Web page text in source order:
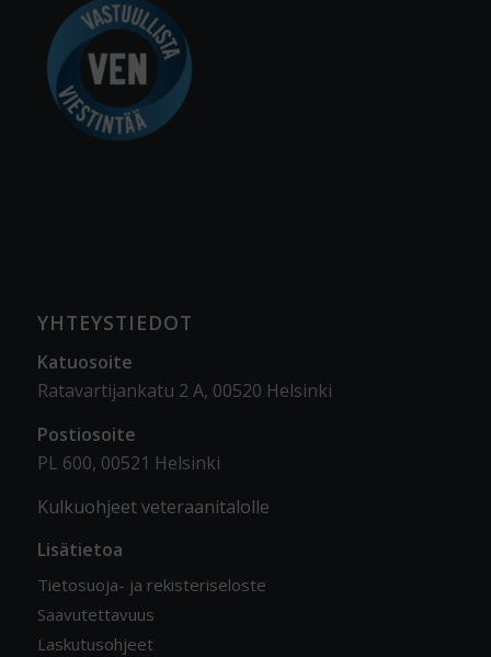
YHTEYSTIEDOT
Katuosoite
Ratavartijankatu 2 A, 00520 Helsinki
Postiosoite
PL 600, 00521 Helsinki
Kulkuohjeet veteraanitalolle
Lisätietoa
Tietosuoja- ja rekisteriseloste
Saavutettavuus
Laskutusohjeet